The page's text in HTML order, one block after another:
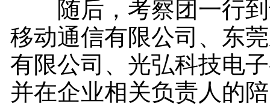
随后，考察团一行到
移动通信有限公司、东
有限公司、光弘科技电
并在企业相关负责人的